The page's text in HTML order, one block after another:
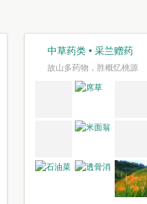
中草药类 • 采兰赠药
故山多药物，胜概忆桃源